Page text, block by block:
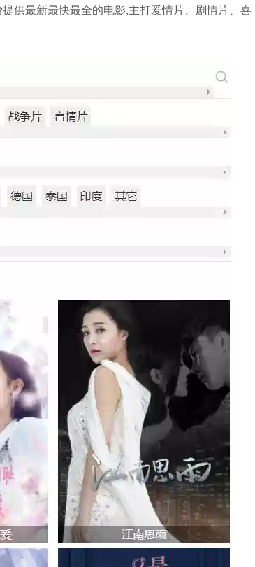
供最新最快最全的电影,主打爱情片、剧情片、喜